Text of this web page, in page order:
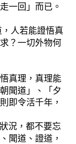
一回」而已。
人若能證悟真
？一切外物何
真理，真理能
聞道」、「夕
即令活千年，
況，都不要忘
聞道、證道，